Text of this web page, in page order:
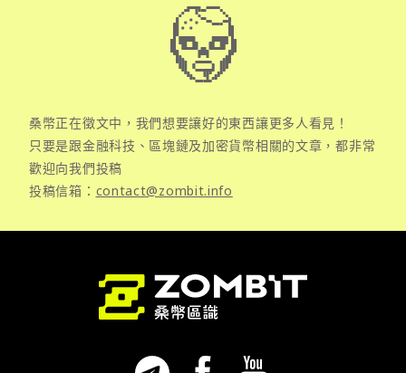
桑幣正在徵文中，我們想要讓好的東西讓更多人看見！
只要是跟金融科技、區塊鏈及加密貨幣相關的文章，都非常
歡迎向我們投稿
投稿信箱： contact@zombit.info